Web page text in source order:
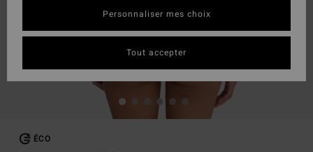
ÉCO
Personnaliser mes choix
Tout accepter